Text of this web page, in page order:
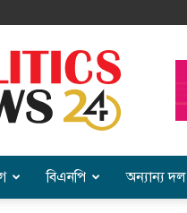
বিএনপি অন্যান্য দল